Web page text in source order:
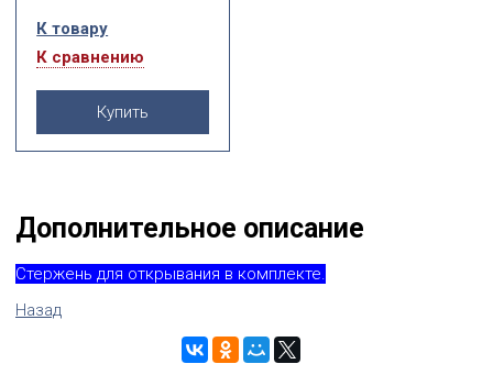
К товару
К сравнению
Купить
Дополнительное описание
Стержень для открывания в комплекте.
Назад